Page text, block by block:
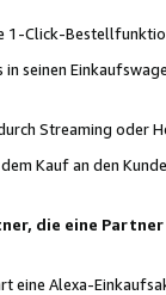
1-Click-
seinen
Streaming oder
Kauf an den
die eine
Alexa-